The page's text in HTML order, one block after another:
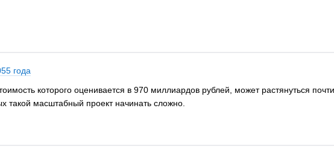
года
которого оценивается в 970 миллиардов рублей, может растянуться
такой масштабный проект начинать сложно.